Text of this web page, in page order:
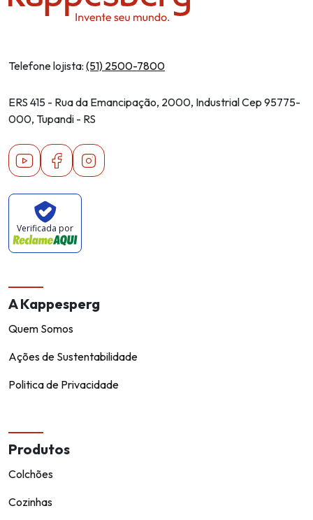
Telefone lojista: (51) 2500-7800
ERS 415 - Rua da Emancipação, 2000, Industrial Cep 95775-
000, Tupandi - RS
YoutubeFacebookInstagram
Verificada por
A Kappesperg
Quem Somos
Ações de Sustentabilidade
Politica de Privacidade
Produtos
Colchões
Cozinhas